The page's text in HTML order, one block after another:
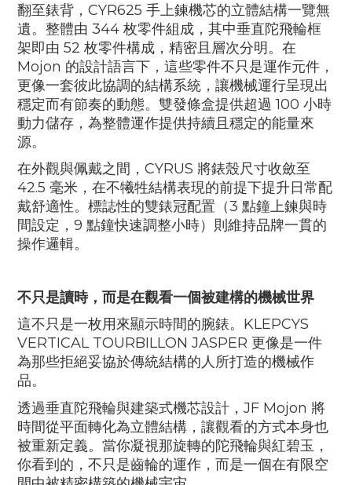
翻至錶背， CYR625 手上鍊機芯的立體結構一覽無
遺。整體由 344 枚零件組成，其中垂直陀飛輪框
架即由 52 枚零件構成，精密且層次分明。在
Mojon 的設計語言下，這些零件不只是運作元件，
更像一套彼此協調的結構系統，讓機械運行呈現出
穩定而有節奏的動態。雙發條盒提供超過 100 小時
動力儲存，為整體運作提供持續且穩定的能量來
源。
在外觀與佩戴之間， CYRUS 將錶殼尺寸收斂至
42.5 毫米，在不犧牲結構表現的前提下提升日常配
戴舒適性。標誌性的雙錶冠配置（3 點鐘上鍊與時
間設定， 9 點鐘快速調整小時）則維持品牌一貫的
操作邏輯。
不只是讀時，而是在觀看一個被建構的機械世界
這不只是一枚用來顯示時間的腕錶。 KLEPCYS
VERTICAL TOURBILLON JASPER 更像是一件
為那些拒絕妥協於傳統結構的人所打造的機械作
品。
透過垂直陀飛輪與建築式機芯設計， JF Mojon 將
時間從平面轉化為立體結構，讓觀看的方式本身也
被重新定義。當你凝視那旋轉的陀飛輪與紅碧玉，
你看到的，不只是齒輪的運作，而是一個在有限空